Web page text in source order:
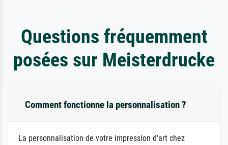
Questions fréquemment
posées sur Meisterdrucke
Comment fonctionne la personnalisation ?
La personnalisation de votre impression d'art chez